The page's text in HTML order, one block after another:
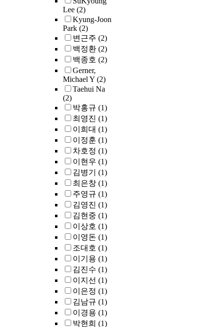
Lee (2)
Kyung-Joon
Park (2)
변근주 (2)
백정환 (2)
백종호 (2)
Gerner,
Michael Y (2)
Taehui Na
(2)
박홍규 (1)
최영진 (1)
이희대 (1)
이정훈 (1)
차호정 (1)
이현우 (1)
김병기 (1)
최은창 (1)
주영규 (1)
김영진 (1)
김현중 (1)
이상호 (1)
이영돈 (1)
조대호 (1)
이기용 (1)
김진수 (1)
이지선 (1)
이은정 (1)
김남규 (1)
이경용 (1)
박현희 (1)